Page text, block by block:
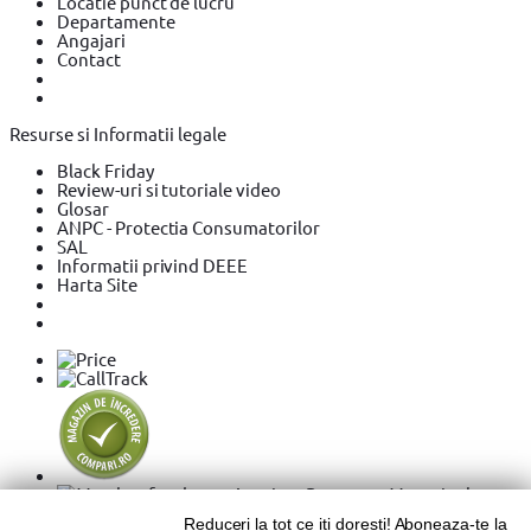
Departamente
Angajari
Contact
Resurse si Informatii legale
Black Friday
Review-uri si tutoriale video
Glosar
ANPC - Protectia Consumatorilor
SAL
Informatii privind DEEE
Harta Site
Reduceri la tot ce iti doresti! Aboneaza-te la